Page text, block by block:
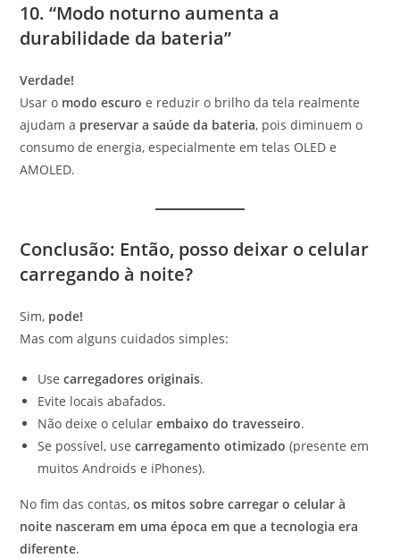
10. “Modo noturno aumenta a
durabilidade da bateria”
Verdade!
Usar o modo escuro e reduzir o brilho da tela realmente
ajudam a preservar a saúde da bateria, pois diminuem o
consumo de energia, especialmente em telas OLED e
AMOLED.
Conclusão: Então, posso deixar o celular
carregando à noite?
Sim, pode!
Mas com alguns cuidados simples:
Usecarregadores originais.
Evite locais abafados.
Não deixe o celularembaixo do travesseiro.
Se possível, usecarregamento otimizado (presente em
muitos Androids e iPhones).
No fim das contas,os mitos sobre carregar o celular à
noite nasceram em uma época em que a tecnologia era
diferente.